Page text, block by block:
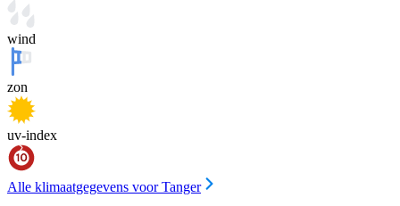
wind
zon
uv-index
Alle klimaatgegevens voor Tanger